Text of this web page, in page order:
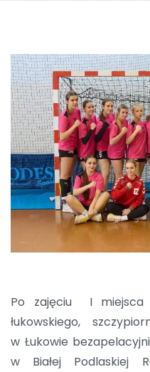
Po zajęciu I miejsca
łukowskiego,
w Łukowie
w Białej Podlaskiej